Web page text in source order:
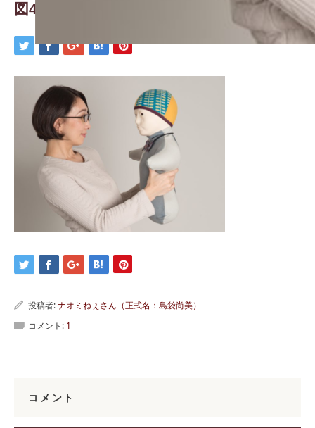
図4ヨコ
投稿者:ナオミねぇさん（正式名：島袋尚美）
コメント: 1
コメント